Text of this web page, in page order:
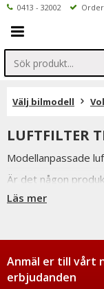
0413 - 32002
Välj bilmodell
LUFTFILTER
Modellanpassade
Är det någon
välkomna att
Läs mer
Anmäl er till vårt
erbjudanden